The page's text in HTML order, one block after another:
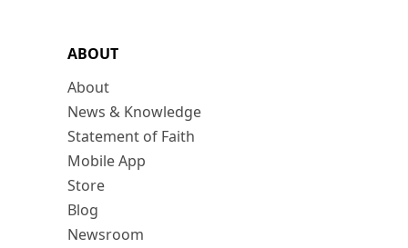
ABOUT
About
News & Knowledge
Statement of Faith
Mobile App
Store
Blog
Newsroom